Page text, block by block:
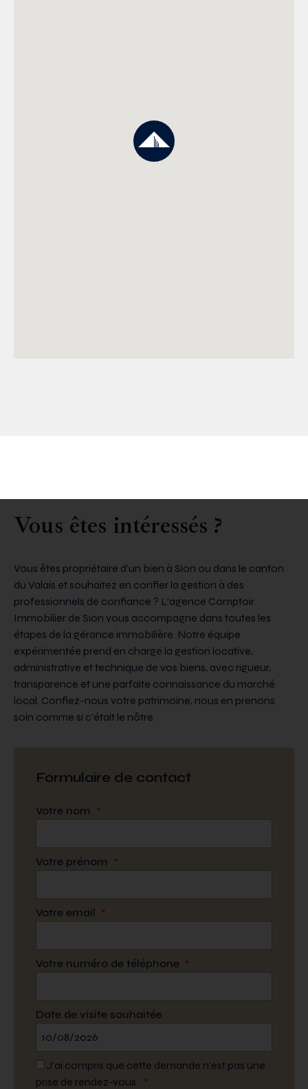
Vous êtes intéressés ?
Vous êtes propriétaire d’un bien à Sion ou dans le canton
du Valais et souhaitez en confier la gestion à des
professionnels de confiance ? L’agence Comptoir
Immobilier de Sion vous accompagne dans toutes les
étapes de la gérance immobilière. Notre équipe
expérimentée prend en charge la gestion locative,
administrative et technique de vos biens, avec rigueur,
transparence et une parfaite connaissance du marché
local. Confiez-nous votre patrimoine, nous en prenons
soin comme si c’était le nôtre.
Formulaire de contact
Votre nom *
Votre prénom *
Votre email *
Votre numéro de téléphone *
Date de visite souhaitée
J’ai compris que cette demande n’est pas une
prise de rendez-vous. *